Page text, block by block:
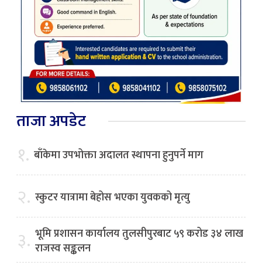
ताजा अपडेट
१. बाँकेमा उपभोक्ता अदालत स्थापना हुनुपर्ने माग
२. स्कुटर यात्रामा बेहोस भएका युवकको मृत्यु
३. भूमि प्रशासन कार्यालय तुलसीपुरबाट ५९ करोड ३४ लाख
राजस्व सङ्कलन